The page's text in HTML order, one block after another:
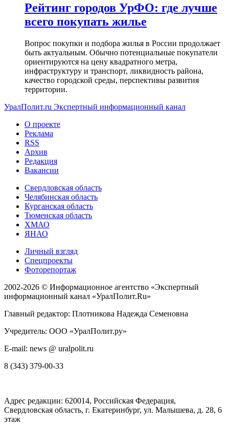
Рейтинг городов УрФО: где лучше
всего покупать жилье
Вопрос покупки и подбора жилья в России продолжает
быть актуальным. Обычно потенциальные покупатели
ориентируются на цену квадратного метра,
инфраструктуру и транспорт, ликвидность района,
качество городской среды, перспективы развития
территории.
УралПолит.ru Экспертный информационный канал
О проекте
Реклама
RSS
Архив
Редакция
Вакансии
Свердловская область
Челябинская область
Курганская область
Тюменская область
ХМАО
ЯНАО
Личный взгляд
Спецпроекты
Фоторепортаж
2002-2026 © Информационное агентство «Экспертный
информационный канал «УралПолит.Ru»
Главный редактор: Плотникова Надежда Семеновна
Учредитель: ООО «УралПолит.ру»
E-mail: news @ uralpolit.ru
8 (343) 379-00-33
Адрес редакции: 620014, Российская Федерация,
Свердловская область, г. Екатеринбург, ул. Малышева, д. 28, 6
этаж